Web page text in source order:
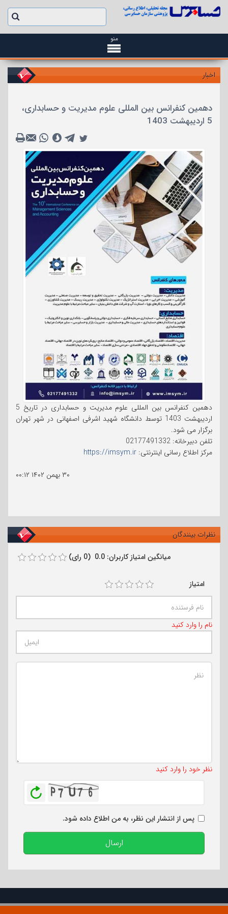
منو
اخبار
دهمین کنفرانس بین المللی علوم مدیریت و حسابداری،
5 اردیبهشت 1403
دهمین کنفرانس بین المللی علوم مدیریت و حسابداری در تاریخ 5
اردیبهشت 1403 توسط دانشگاه شهید اشرفی اصفهانی در شهر تهران
برگزار می شود.
تلفن دبیرخانه: 02177491332
مرکز اطلاع رسانی اینترنتی: https://imsym.ir
۳۰ بهمن ۱۴۰۲
۰۰:۱۲
نظرات بینندگان
میانگین امتیاز کاربران: 0.0 (0 رای)
امتیاز
نام را وارد کنید
نظر خود را وارد کنید
پس از انتشار این نظر، به من اطلاع داده شود.
ارسال